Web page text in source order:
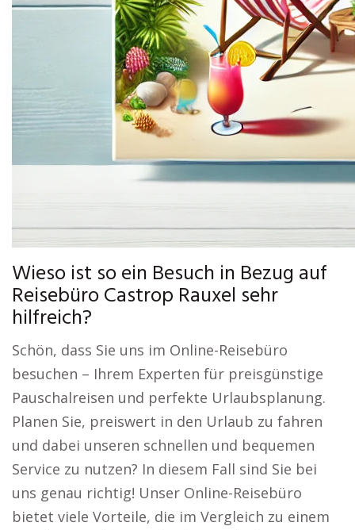
Wieso ist so ein Besuch in Bezug auf
Reisebüro Castrop Rauxel sehr
hilfreich?
Schön, dass Sie uns im Online-Reisebüro
besuchen – Ihrem Experten für preisgünstige
Pauschalreisen und perfekte Urlaubsplanung.
Planen Sie, preiswert in den Urlaub zu fahren
und dabei unseren schnellen und bequemen
Service zu nutzen? In diesem Fall sind Sie bei
uns genau richtig! Unser Online-Reisebüro
bietet viele Vorteile, die im Vergleich zu einem